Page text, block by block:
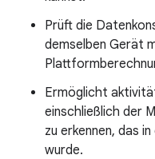
Prüft die
demselben Gerät
Ermöglicht
einschließlich der
zu erkennen, das
wurde.